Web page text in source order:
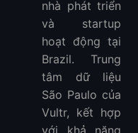
nhà phát triển
và startup
hoạt động tại
Brazil. Trung
tâm dữ liệu
São Paulo của
Vultr, kết hợp